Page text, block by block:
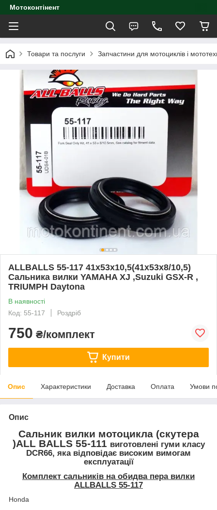
Мотоконтінент
Товари та послуги Запчастини для мотоциклів і
ALLBALLS 55-117 41х53х10,5(41х53х8/10,5)
Сальника вилки YAMAHA XJ ,Suzuki GSX-R ,
TRIUMPH Daytona
В наявності
Код: 55-117
Роздріб
750 ₴/комплект
Купити
Опис Характеристики Доставка Оплата Умови
Опис
Сальник вилки мотоцикла (скутера
)ALL BALLS55-111 виготовлені гуми класу
DCR66, яка відповідає високим вимогам
експлуатації
Комплект сальників на обидва пера вилки
ALLBALLS 55-117
Honda